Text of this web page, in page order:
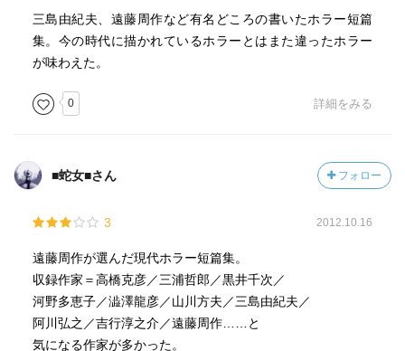
同じ間取りに同じような家族構成で住む、団地に暮らす
人々。同じ建物に詰められた人々はドッペルゲンガーのよ
うに似通って…。世にも奇妙な物語的なジワジワと来るい
ならタワマン文学？
悪逆非道を繰り返してきた怪物のような男が脳梗塞に倒
れ、肉体の檻に閉じ込められる。因果応報なのだが、身動
怖い() どれだけ酷い人間でも主観でままならなさを見せつ
けられると共感はあるのだな…と感心する(まあ最後まで酷
い人間だが)
阿川弘之「浴室」
宿泊していたホテルの鍵が見つからない所から始まる。男
三島由紀夫、遠藤周作など有名どころの書いたホラー短篇
集。今の時代に描かれているホラーとはまた違ったホラー
が味わえた。
0 詳細をみる
■蛇女■さん フォロー
3 2012.10.16
遠藤周作が選んだ現代ホラー短篇集。
収録作家＝高橋克彦／三浦哲郎／黒井千次／
河野多恵子／澁澤龍彦／山川方夫／三島由紀夫／
阿川弘之／吉行淳之介／遠藤周作……と
気になる作家が多かった。